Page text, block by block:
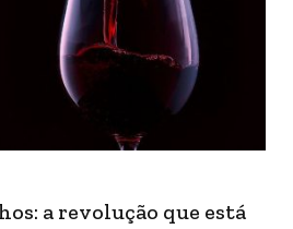
a revolução que está